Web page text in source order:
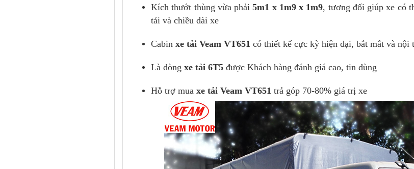
Cabinxe tải Veam VT651
Là dòng xe tải 6T5 được Khách hàng đánh giá cao, tin dùng
Hỗ trợ muaxe tải Veam VT651 trả góp 70-80% giá trị xe